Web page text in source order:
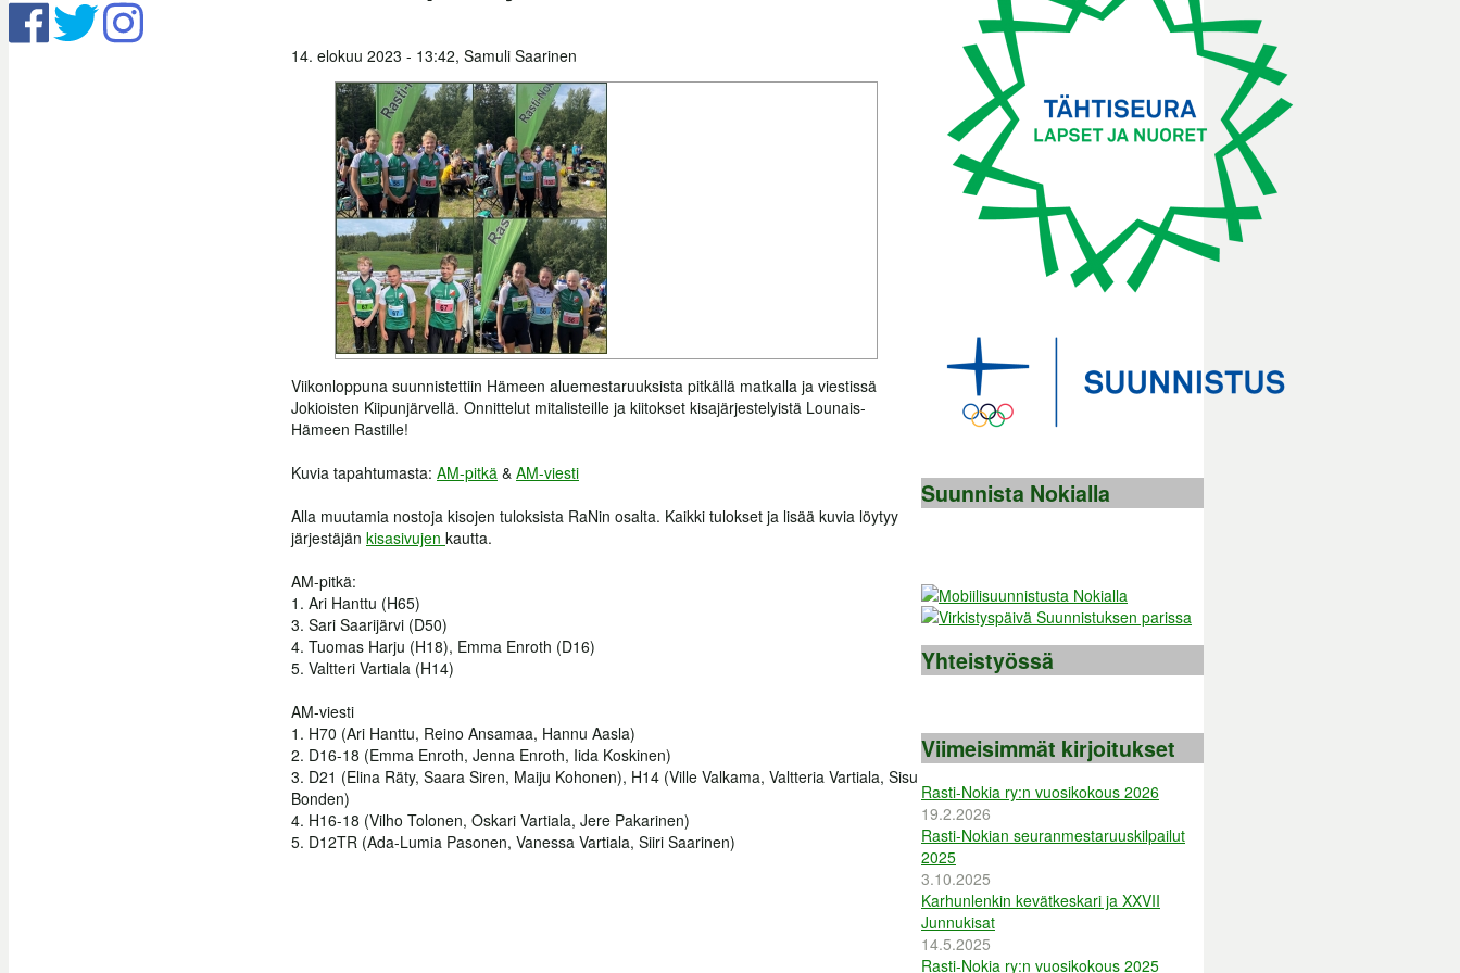
14. elokuu 2023 - 13:42, Samuli Saarinen
Viikonloppuna suunnistettiin Hämeen aluemestaruuksista pitkällä matkalla ja viestissä
Jokioisten Kiipunjärvellä. Onnittelut mitalisteille ja kiitokset kisajärjestelyistä Lounais-
Hämeen Rastille!
Kuvia tapahtumasta: AM-pitkä & AM-viesti
Alla muutamia nostoja kisojen tuloksista RaNin osalta. Kaikki tulokset ja lisää kuvia löytyy
järjestäjän kisasivujen kautta.
AM-pitkä:
1. Ari Hanttu (H65)
3. Sari Saarijärvi (D50)
4. Tuomas Harju (H18), Emma Enroth (D16)
5. Valtteri Vartiala (H14)
AM-viesti
1. H70 (Ari Hanttu, Reino Ansamaa, Hannu Aasla)
2. D16-18 (Emma Enroth, Jenna Enroth, Iida Koskinen)
3. D21 (Elina Räty, Saara Siren, Maiju Kohonen), H14 (Ville Valkama, Valtteria Vartiala, Sisu
Bonden)
4. H16-18 (Vilho Tolonen, Oskari Vartiala, Jere Pakarinen)
5. D12TR (Ada-Lumia Pasonen, Vanessa Vartiala, Siiri Saarinen)
Suunnista Nokialla
Yhteistyössä
Viimeisimmät kirjoitukset
Rasti-Nokia ry:n vuosikokous 2026
19.2.2026
Rasti-Nokian seuranmestaruuskilpailut
2025
3.10.2025
Karhunlenkin kevätkeskari ja XXVII
Junnukisat
14.5.2025
Rasti-Nokia ry:n vuosikokous 2025